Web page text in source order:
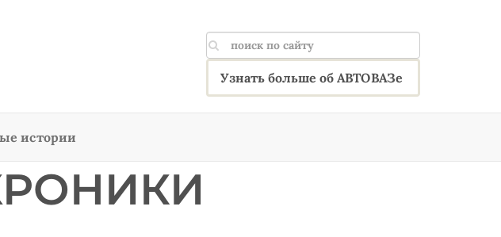
Узнать больше об АВТОВАЗе
истории